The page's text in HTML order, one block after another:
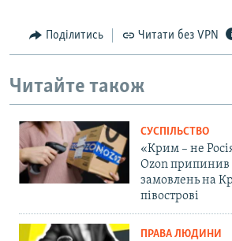
Поділитись Читати без VPN
Читайте також
СУСПІЛЬСТВО
«Крим – не
Ozon
замовлень на
півострові
ПРАВА ЛЮДИНИ